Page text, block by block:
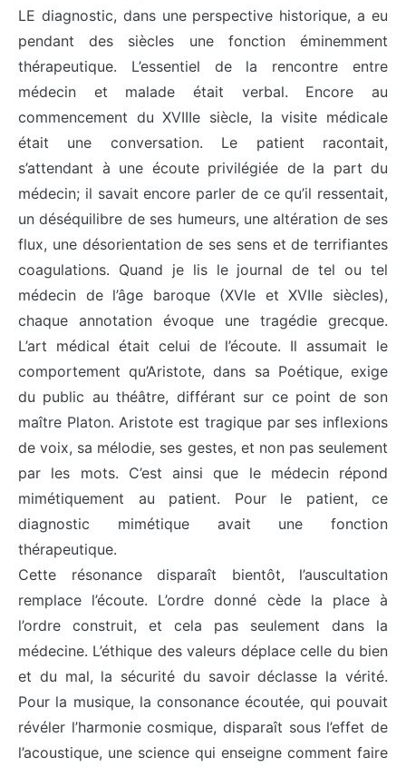
LE diagnostic, dans une perspective historique, a eu
pendant des siècles une fonction éminemment
thérapeutique. L’essentiel de la rencontre entre
médecin et malade était verbal. Encore au
commencement du XVIIIe siècle, la visite médicale
était une conversation. Le patient racontait,
s’attendant à une écoute privilégiée de la part du
médecin; il savait encore parler de ce qu’il ressentait,
un déséquilibre de ses humeurs, une altération de ses
flux, une désorientation de ses sens et de terrifiantes
coagulations. Quand je lis le journal de tel ou tel
médecin de l’âge baroque (XVIe et XVIIe siècles),
chaque annotation évoque une tragédie grecque.
L’art médical était celui de l’écoute. Il assumait le
comportement qu’Aristote, dans sa Poétique, exige
du public au théâtre, différant sur ce point de son
maître Platon. Aristote est tragique par ses inflexions
de voix, sa mélodie, ses gestes, et non pas seulement
par les mots. C’est ainsi que le médecin répond
mimétiquement au patient. Pour le patient, ce
diagnostic mimétique avait une fonction
thérapeutique.
Cette résonance disparaît bientôt, l’auscultation
remplace l’écoute. L’ordre donné cède la place à
l’ordre construit, et cela pas seulement dans la
médecine. L’éthique des valeurs déplace celle du bien
et du mal, la sécurité du savoir déclasse la vérité.
Pour la musique, la consonance écoutée, qui pouvait
révéler l’harmonie cosmique, disparaît sous l’effet de
l’acoustique, une science qui enseigne comment faire